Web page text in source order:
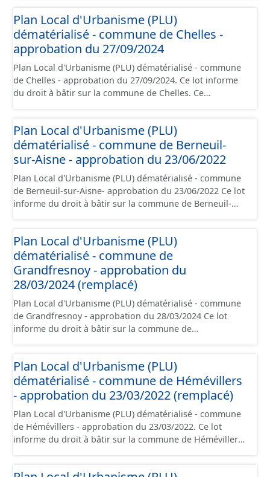
contient les pièces administratives, le rapport de
présentation, le PADD, le règlement (à l'exception des
plans de zonages), les annexes, les orientations
d'aménagement et les données géographiques. Malgré
l'attention portée à la création de ces données, il est
rappelé que seuls les documents papier font foi et sont
opposables d'un point de vue juridique.
Plan Local d'Urbanisme (PLU)
dématérialisé - commune de Chelles -
approbation du 27/09/2024
Plan Local d'Urbanisme (PLU) dématérialisé - commune
de Chelles - approbation du 27/09/2024. Ce lot informe
du droit à bâtir sur la commune de Chelles. Ce
administratives, le rapport de présentation, le PADD, le
règlement (à l'exception des plans de zonages), les
annexes, les orientations d'aménagement et les données
de ces données, il est rappelé que seuls les documents
papier font foi et sont opposables d'un point de vue
juridique.
Plan Local d'Urbanisme (PLU)
dématérialisé - commune de Berneuil-
sur-Aisne - approbation du 23/06/2022
Plan Local d'Urbanisme (PLU) dématérialisé - commune
de Berneuil-sur-Aisne- approbation du 23/06/2022 Ce lot
informe du droit à bâtir sur la commune de Berneuil-
contient les pièces administratives, le rapport de
présentation, le PADD, le règlement (à l'exception des
plans de zonages), les annexes, les orientations
d'aménagement et les données géographiques. Malgré
l'attention portée à la création de ces données, il est
rappelé que seuls les documents papier font foi et sont
opposables d'un point de vue juridique.
Plan Local d'Urbanisme (PLU)
dématérialisé - commune de
Grandfresnoy - approbation du
28/03/2024 (remplacé)
Plan Local d'Urbanisme (PLU) dématérialisé - commune
de Grandfresnoy - approbation du 28/03/2024 Ce lot
informe du droit à bâtir sur la commune de
contient les pièces administratives, le rapport de
présentation, le PADD, le règlement (à l'exception des
plans de zonages), les annexes, les orientations
d'aménagement et les données géographiques. Malgré
l'attention portée à la création de ces données, il est
rappelé que seuls les documents papier font foi et sont
opposables d'un point de vue juridique.
Plan Local d'Urbanisme (PLU)
dématérialisé - commune de Hémévillers
- approbation du 23/03/2022 (remplacé)
Plan Local d'Urbanisme (PLU) dématérialisé - commune
de Hémévillers - approbation du 23/03/2022. Ce lot
informe du droit à bâtir sur la commune de Hémévillers.